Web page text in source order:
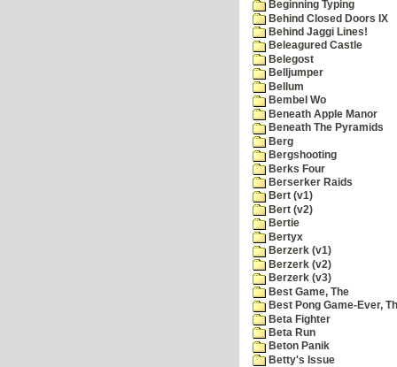
Beginning Typing
Behind Closed Doors IX
Behind Jaggi Lines!
Beleagured Castle
Belegost
Belljumper
Bellum
Bembel Wo
Beneath Apple Manor
Beneath The Pyramids
Berg
Bergshooting
Berks Four
Berserker Raids
Bert (v1)
Bert (v2)
Bertie
Bertyx
Berzerk (v1)
Berzerk (v2)
Berzerk (v3)
Best Game, The
Best Pong Game-Ever,
Beta Fighter
Beta Run
Beton Panik
Betty's Issue